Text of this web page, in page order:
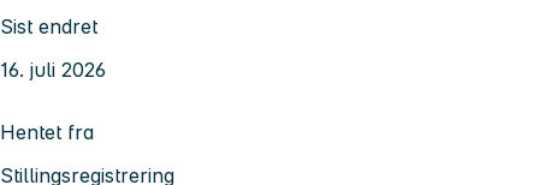
Sist endret
16. juli 2026
Hentet fra
Stillingsregistrering